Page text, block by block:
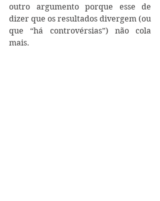
outro argumento porque esse de
dizer que os resultados divergem (ou
que “há controvérsias”) não cola
mais.